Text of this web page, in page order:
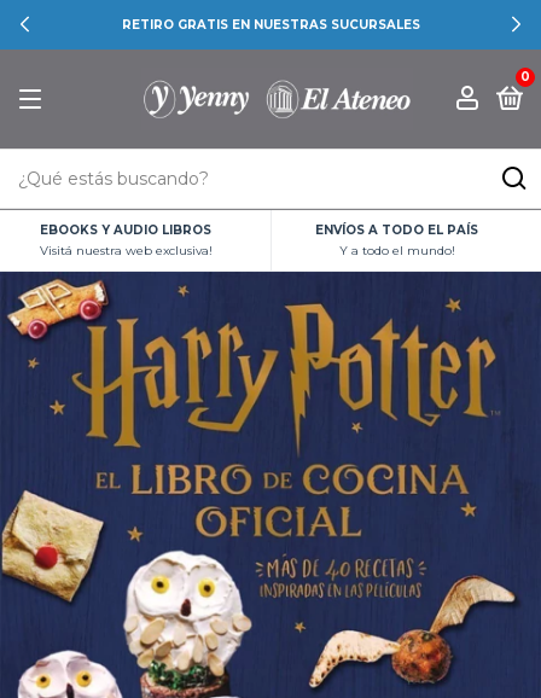
RETIRO GRATIS EN NUESTRAS SUCURSALES
0
EBOOKS Y AUDIO LIBROS
Visitá nuestra web exclusiva!
ENVÍOS A TODO EL PAÍS
Y a todo el mundo!